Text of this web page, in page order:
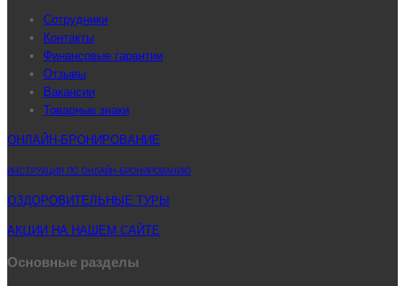
Сотрудники
Контакты
Финансовые гарантии
Отзывы
Вакансии
Товарные знаки
ОНЛАЙН-БРОНИРОВАНИЕ
ИНСТРУКЦИЯ ПО ОНЛАЙН-БРОНИРОВАНИЮ
ОЗДОРОВИТЕЛЬНЫЕ ТУРЫ
АКЦИИ НА НАШЕМ САЙТЕ
Основные разделы